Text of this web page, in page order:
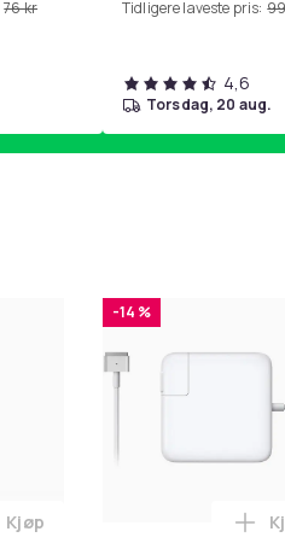
76 kr Tidligere laveste pris:
4,6
torsdag, 20 aug.
- 24 stk. i handlekurven
Legg K18 Airwash Dry
Kjøp
-14 %